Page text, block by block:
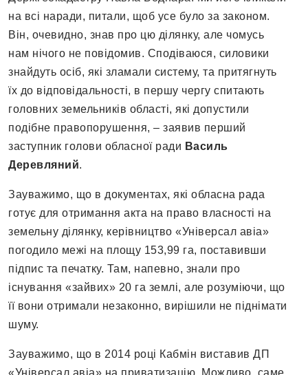
на всі наради, питали, щоб усе було за законом.
Він, очевидно, знав про цю ділянку, але чомусь
нам нічого не повідомив. Сподіваюся, силовики
знайдуть осіб, які зламали систему, та притягнуть
їх до відповідальності, в першу чергу спитають
головних земельників області, які допустили
подібне правопорушення, – заявив перший
заступник голови обласної ради Василь
Деревляний.
Зауважимо, що в документах, які обласна рада
готує для отримання акта на право власності на
земельну ділянку, керівництво «Універсал авіа»
погодило межі на площу 153,99 га, поставивши
підпис та печатку. Там, напевно, знали про
існування «зайвих» 20 га землі, але розуміючи, що
її вони отримали незаконно, вирішили не піднімати
шуму.
Зауважимо, що в 2014 році Кабмін виставив ДП